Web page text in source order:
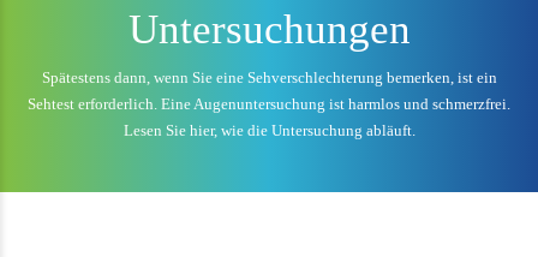
Untersuchungen
Spätestens dann, wenn Sie eine Sehverschlechterung bemerken, ist ein
Sehtest erforderlich. Eine Augenuntersuchung ist harmlos und schmerzfrei.
Lesen Sie hier, wie die Untersuchung abläuft.